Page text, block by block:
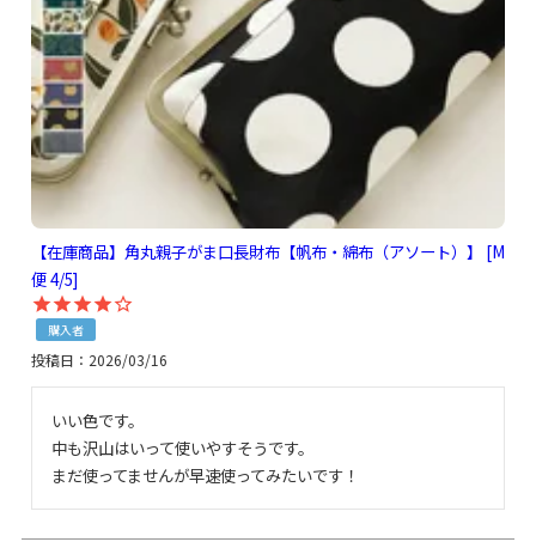
【在庫商品】角丸親子がま口長財布【帆布・綿布（アソート）】 [M
便 4/5]
購入者
投稿日 2026/03/16
いい色です。
中も沢山はいって使いやすそうです。
まだ使ってませんが早速使ってみたいです！